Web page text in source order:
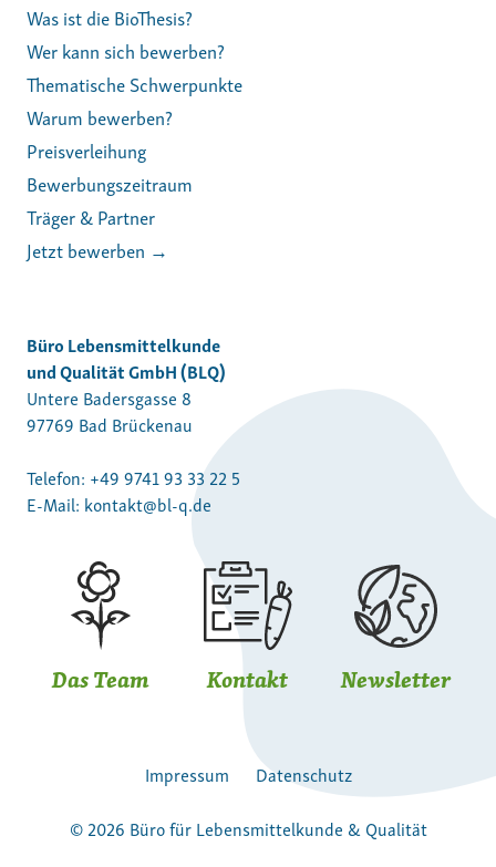
Was ist die BioThesis?
Wer kann sich bewerben?
Thematische Schwerpunkte
Warum bewerben?
Preisverleihung
Bewerbungszeitraum
Träger & Partner
Jetzt bewerben →
Büro Lebensmittelkunde
und Qualität GmbH (BLQ)
Untere Badersgasse 8
97769 Bad Brückenau
Telefon: +49 9741 93 33 22 5
E-Mail: kontakt@bl-q.de
Das Team Kontakt Newsletter
Impressum
Datenschutz
© 2026 Büro für Lebensmittelkunde & Qualität